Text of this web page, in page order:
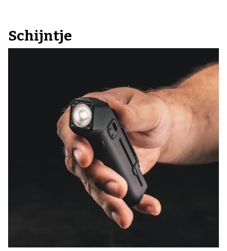
Schijntje